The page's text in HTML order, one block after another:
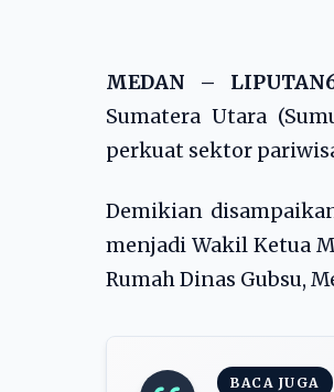
MEDAN –
Sumatera Utara
perkuat sektor
Demikian
menjadi Wakil Ketua
Rumah Dinas Gubsu,
BACA JUGA